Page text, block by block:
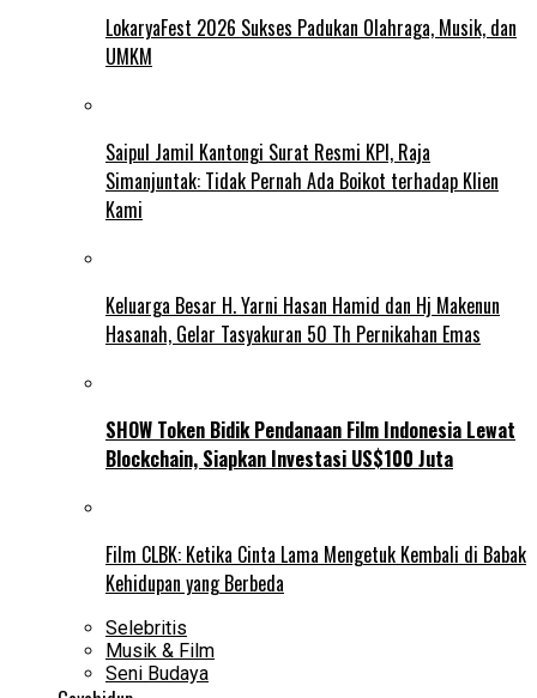
LokaryaFest 2026 Sukses Padukan Olahraga, Musik, dan
UMKM
Saipul Jamil Kantongi Surat Resmi KPI, Raja
Simanjuntak: Tidak Pernah Ada Boikot terhadap Klien
Kami
Keluarga Besar H. Yarni Hasan Hamid dan Hj Makenun
Hasanah, Gelar Tasyakuran 50 Th Pernikahan Emas
SHOW Token Bidik Pendanaan Film Indonesia Lewat
Blockchain, Siapkan Investasi US$100 Juta
Film CLBK: Ketika Cinta Lama Mengetuk Kembali di Babak
Kehidupan yang Berbeda
Selebritis
Musik & Film
Seni Budaya